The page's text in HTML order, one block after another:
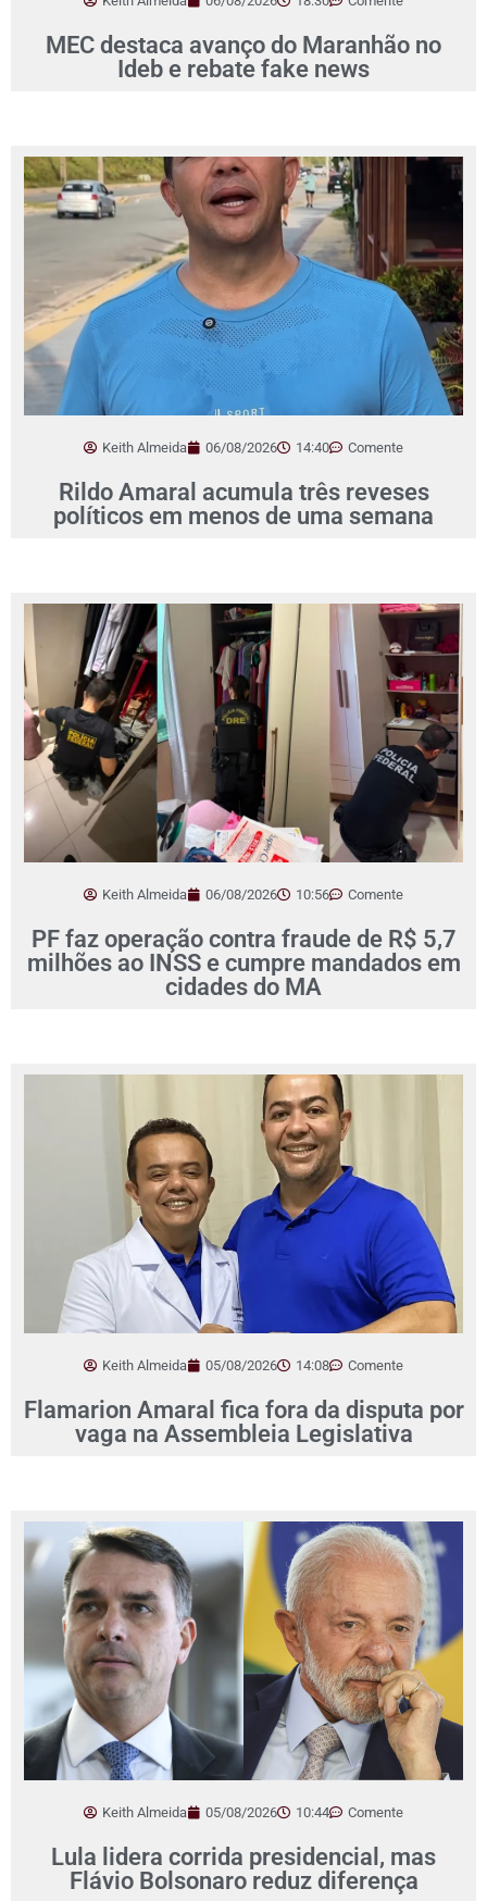
MEC destaca avanço do Maranhão no
Ideb e rebate fake news
Keith Almeida 06/08/2026 14:40 Comente
Rildo Amaral acumula três reveses
políticos em menos de uma semana
Keith Almeida 06/08/2026 10:56 Comente
PF faz operação contra fraude de R$ 5,7
milhões ao INSS e cumpre mandados em
cidades do MA
Keith Almeida 05/08/2026 14:08 Comente
Flamarion Amaral fica fora da disputa por
vaga na Assembleia Legislativa
Keith Almeida 05/08/2026 10:44 Comente
Lula lidera corrida presidencial, mas
Flávio Bolsonaro reduz diferença